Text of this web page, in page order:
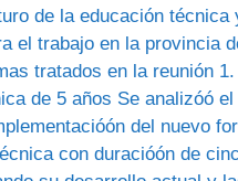
de la educación técnica
el trabajo en la provincia
tratados en la reunión 1.
de 5 años Se analizóó el
del nuevo
con duracióón de